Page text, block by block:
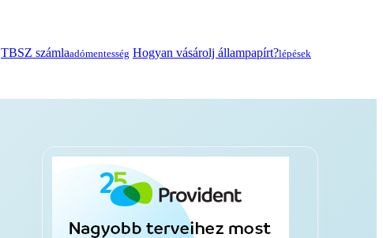
TBSZ számlaadómentesség Hogyan vásárolj állampapírt?lépések